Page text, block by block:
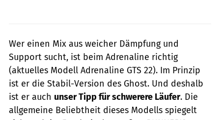
Wer einen Mix aus weicher Dämpfung und
Support sucht, ist beim Adrenaline richtig
(aktuelles Modell Adrenaline GTS 22). Im Prinzip
ist er die Stabil-Version des Ghost. Und deshalb
ist er auch unser Tipp für schwerere Läufer. Die
allgemeine Beliebtheit dieses Modells spiegelt